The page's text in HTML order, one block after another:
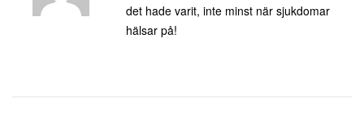
det hade varit, inte minst när sjukdomar
hälsar på!